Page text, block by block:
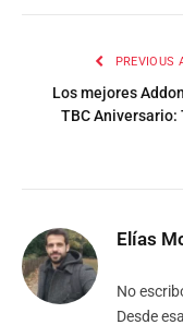
PREVIOUS
Los mejores
TBC Aniversario:
Elías
No
Desde